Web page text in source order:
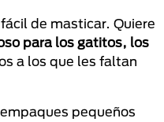
de masticar. Quiere
para los gatitos, los
a los que les faltan
pequeños